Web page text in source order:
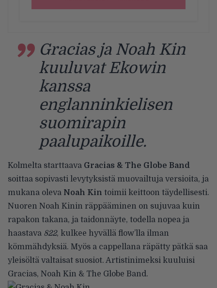
Gracias ja Noah Kin
kuuluvat Ekowin
kanssa
englanninkielisen
suomirapin
paalupaikoille.
Kolmelta starttaava Gracias & The Globe Band
soittaa sopivasti levytyksistä muovailtuja versioita, ja
mukana oleva Noah Kin toimii keittoon täydellisesti.
Nuoren Noah Kinin räppääminen on sujuvaa kuin
rapakon takana, ja taidonnäyte, todella nopea ja
haastava 822, kulkee hyvällä flow’lla ilman
kömmähdyksiä. Myös a cappellana räpätty pätkä saa
yleisöltä valtaisat suosiot. Artistinimeksi kuuluisi
Gracias, Noah Kin & The Globe Band.